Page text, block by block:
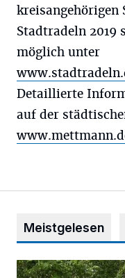
kreisangehörigen
Stadtradeln
möglich unter
Detaillierte
auf der
Meistgelesen
Aus Grau wird